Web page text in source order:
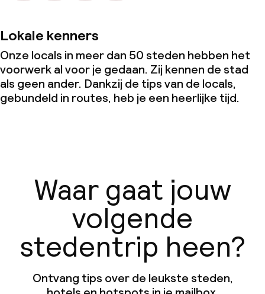
Lokale kenners
Onze locals in meer dan 50 steden hebben het
voorwerk al voor je gedaan. Zij kennen de stad
als geen ander. Dankzij de tips van de locals,
gebundeld in routes, heb je een heerlijke tijd.
Waar gaat jouw
volgende
stedentrip heen?
Ontvang tips over de leukste steden,